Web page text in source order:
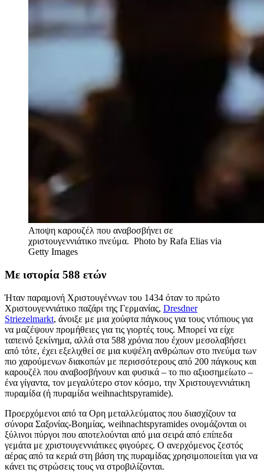
Αποψη καρουζέλ που αναβοσβήνει σε
χριστουγεννιάτικο πνεύμα. Photo by Rafa Elias via
Getty Images
Με ιστορία 588 ετών
Ήταν παραμονή Χριστουγέννων του 1434 όταν το πρώτο
Χριστουγεννιάτικο παζάρι της Γερμανίας, Dresdner
Striezelmarkt, άνοιξε με μια χούφτα πάγκους για τους ντόπιους για
να μαζέψουν προμήθειες για τις γιορτές τους. Μπορεί να είχε
ταπεινό ξεκίνημα, αλλά στα 588 χρόνια που έχουν μεσολαβήσει
από τότε, έχει εξελιχθεί σε μια κυψέλη ανθρώπων στο πνεύμα των
πιο χαρούμενων διακοπών με περισσότερους από 200 πάγκους και
καρουζέλ που αναβοσβήνουν και φυσικά – το πιο αξιοσημείωτο –
ένα γίγαντα, τον μεγαλύτερο στον κόσμο, την Χριστουγεννιάτικη
πυραμίδα (ή πυραμίδα weihnachtspyramide).
Προερχόμενοι από τα Ορη μεταλλεύματος που διασχίζουν τα
σύνορα Σαξονίας-Βοημίας, weihnachtspyramides ονομάζονται οι
ξύλινοι πύργοι που αποτελούνται από μια σειρά από επίπεδα
γεμάτα με χριστουγεννιάτικες φιγούρες. Ο ανερχόμενος ζεστός
αέρας από τα κεριά στη βάση της πυραμίδας χρησιμοποιείται για να
κάνει τις στρώσεις τους να στροβιλίζονται.